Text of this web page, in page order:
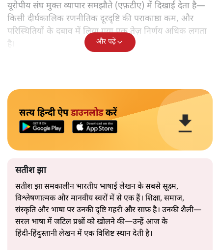
यूरोपीय संघ मुक्त व्यापार समझौते (एफ़टीए) में दिखाई देता है—
किसी दीर्घकालिक रणनीतिक दूरदृष्टि की पराकाष्ठा कम, और
परिस्थितियों के दबाव में लिया गया एक तेज़ निर्णय अधिक लगता
है।
और पढ़ें
सत्य हिन्दी ऐपडाउनलोडकरें
सतीश झा
सतीश झा समकालीन भारतीय भाषाई लेखन के सबसे सूक्ष्म,
विश्लेषणात्मक और मानवीय स्वरों में से एक हैं। शिक्षा, समाज,
संस्कृति और भाषा पर उनकी दृष्टि गहरी और साफ़ है। उनकी शैली—
सरल भाषा में जटिल प्रश्नों को खोलने की—उन्हें आज के
हिंदी‑हिंदुस्तानी लेखन में एक विशिष्ट स्थान देती है।